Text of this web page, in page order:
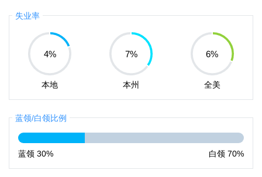
失业率
4%
本地
7%
本州
6%
全美
蓝领/白领比例
蓝领 30% 白领 70%